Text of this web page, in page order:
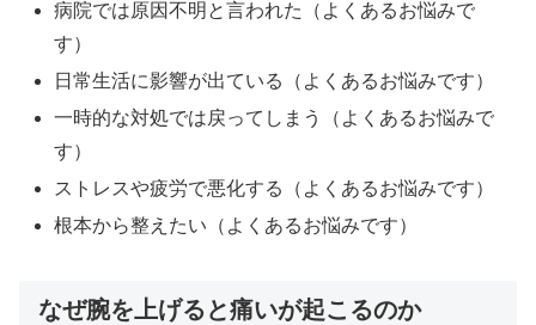
病院では原因不明と言われた（よくあるお悩みで
す）
日常生活に影響が出ている（よくあるお悩みです）
一時的な対処では戻ってしまう（よくあるお悩みで
す）
ストレスや疲労で悪化する（よくあるお悩みです）
根本から整えたい（よくあるお悩みです）
なぜ腕を上げると痛いが起こるのか